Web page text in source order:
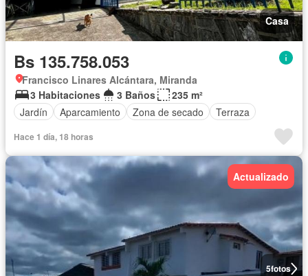
Casa
Bs 135.758.053
Francisco Linares Alcántara, Miranda
3 Habitaciones
3 Baños
235 m²
Jardín
Aparcamiento Zona de secado Terraza
Hace 1 día, 18 horas
5fotos
Actualizado